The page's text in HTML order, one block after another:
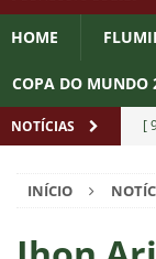
HOME
COPA DO MUNDO
NOTÍCIAS [
[
INÍCIO